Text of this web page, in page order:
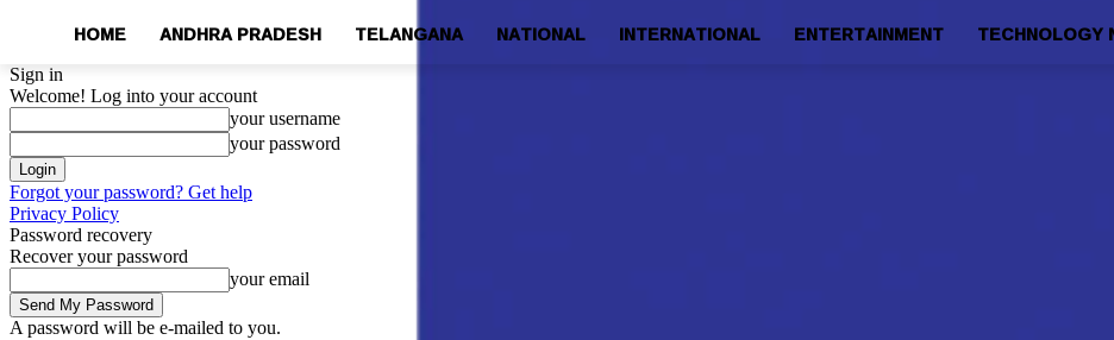
HOME ANDHRA PRADESH TELANGANA NATIONAL INTERNATIONAL ENTERTAINMENT TECHNOLOGY
Sign in
Welcome! Log into your account
your username
your password
Forgot your password? Get help
Privacy Policy
Password recovery
Recover your password
your email
A password will be e-mailed to you.